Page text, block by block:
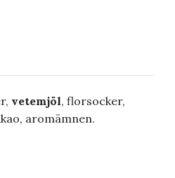
vetemjöl, florsocker,
aromämnen.